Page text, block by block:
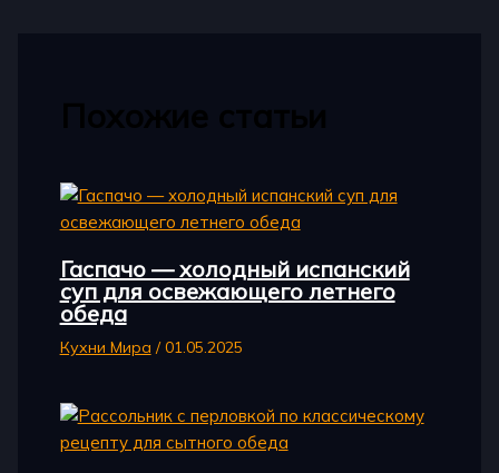
Гаспачо — холодный испанский
суп для освежающего летнего
обеда
Кухни Мира /01.05.2025